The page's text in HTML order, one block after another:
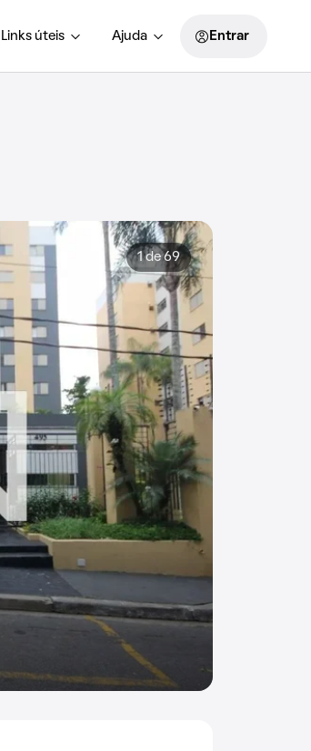
Links úteis Ajuda Entrar
1 de 69